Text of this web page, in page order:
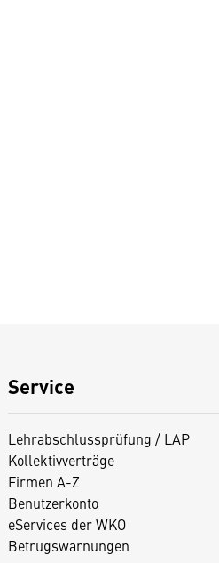
Service
Lehrabschlussprüfung / LAP
Kollektivverträge
Firmen A-Z
Benutzerkonto
eServices der WKO
Betrugswarnungen